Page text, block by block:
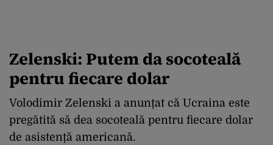
Zelenski: Putem da socoteală
pentru fiecare dolar
Volodimir Zelenski a anunțat că Ucraina este
pregătită să dea socoteală pentru fiecare dolar
de asistență americană.